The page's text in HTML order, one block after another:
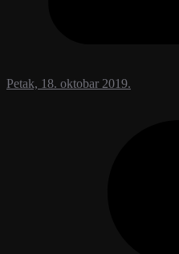
Petak, 18. oktobar 2019.